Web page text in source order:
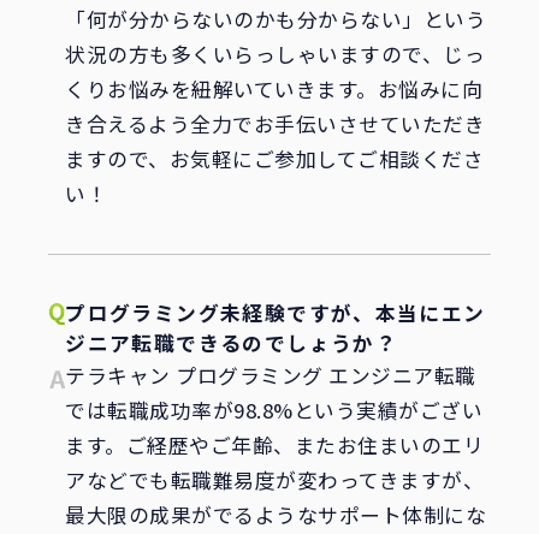
「何が分からないのかも分からない」という
状況の方も多くいらっしゃいますので、じっ
くりお悩みを紐解いていきます。お悩みに向
き合えるよう全力でお手伝いさせていただき
ますので、お気軽にご参加してご相談くださ
い！
プログラミング未経験ですが、本当にエン
ジニア転職できるのでしょうか？
テラキャン プログラミング エンジニア転職
では転職成功率が98.8%という実績がござい
ます。ご経歴やご年齢、またお住まいのエリ
アなどでも転職難易度が変わってきますが、
最大限の成果がでるようなサポート体制にな